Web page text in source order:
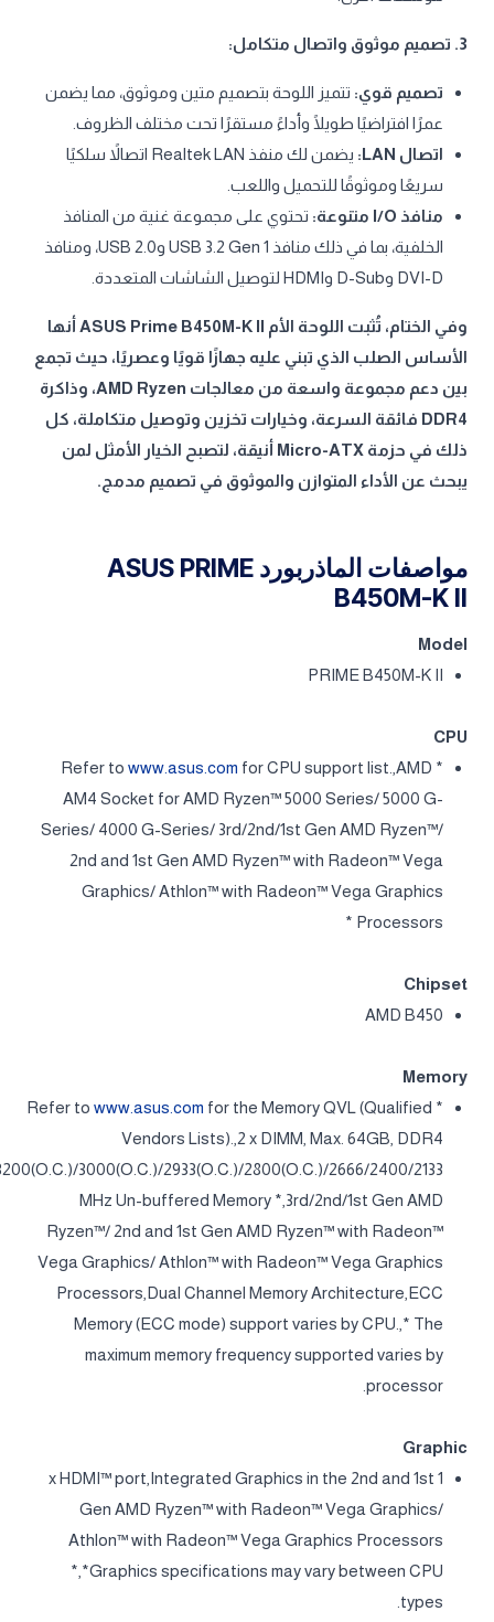
3. تصميم موثوق واتصال متكامل:
تصميم قوي: تتميز اللوحة بتصميم متين وموثوق، مما يضمن
عمرًا افتراضيًا طويلًا وأداءً مستقرًا تحت مختلف الظروف.
اتصال LAN:
يضمن لك منفذ Realtek LAN اتصالاً سلكيًا
سريعًا وموثوقًا للتحميل واللعب.
منافذ I/O متنوعة:
تحتوي على مجموعة غنية من المنافذ
الخلفية، بما في ذلك منافذ USB 3.2 Gen 1 وUSB 2.0، ومنافذ
DVI-D وD-Sub وHDMI لتوصيل الشاشات المتعددة.
وفي الختام، تُثبت اللوحة الأم ASUS Prime B450M-K II أنها
الأساس الصلب الذي تبني عليه جهازًا قويًا وعصريًا، حيث تجمع
بين دعم مجموعة واسعة من معالجات AMD Ryzen، وذاكرة
DDR4 فائقة السرعة، وخيارات تخزين وتوصيل متكاملة، كل
ذلك في حزمة Micro-ATX أنيقة، لتصبح الخيار الأمثل لمن
يبحث عن الأداء المتوازن والموثوق في تصميم مدمج.
مواصفات الماذربورد ASUS PRIME
B450M-K II
Model
PRIME B450M-K II
CPU
* Refer to
www.asus.com for CPU support list.,AMD
AM4 Socket for AMD Ryzen™ 5000 Series/ 5000 G-
Series/ 4000 G-Series/ 3rd/2nd/1st Gen AMD Ryzen™/
2nd and 1st Gen AMD Ryzen™ with Radeon™ Vega
Graphics/ Athlon™ with Radeon™ Vega Graphics
Processors *
Chipset
AMD B450
Memory
* Refer to
www.asus.com for the Memory QVL (Qualified
Vendors Lists).,2 x DIMM, Max. 64GB, DDR4
3000(O.C.)/2933(O.C.)/2800(O.C.)/2666/2400/2133
MHz Un-buffered Memory *,3rd/2nd/1st Gen AMD
Ryzen™/ 2nd and 1st Gen AMD Ryzen™ with Radeon™
Vega Graphics/ Athlon™ with Radeon™ Vega Graphics
Processors,Dual Channel Memory Architecture,ECC
Memory (ECC mode) support varies by CPU.,* The
maximum memory frequency supported varies by
processor.
Graphic
1 x HDMI™ port,Integrated Graphics in the 2nd and 1st
Gen AMD Ryzen™ with Radeon™ Vega Graphics/
Athlon™ with Radeon™ Vega Graphics Processors
*,*Graphics specifications may vary between CPU
types.